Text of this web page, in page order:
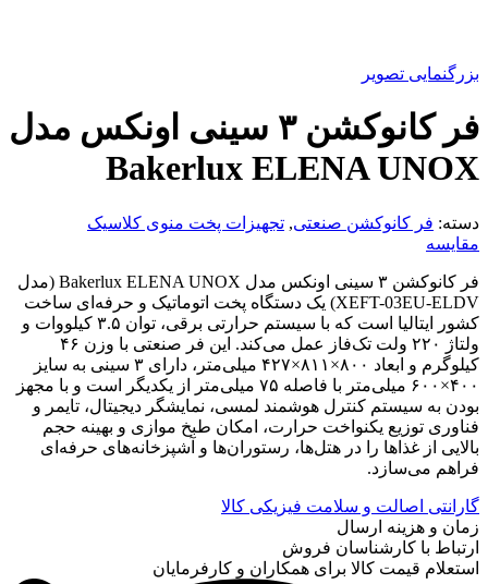
بزرگنمایی تصویر
فر کانوکشن ۳ سینی اونکس مدل
Bakerlux ELENA UNOX
دسته: فر کانوکشن صنعتی, تجهیزات پخت منوی کلاسیک
مقایسه
فر کانوکشن ۳ سینی اونکس مدل Bakerlux ELENA UNOX (مدل
XEFT-03EU-ELDV) یک دستگاه پخت اتوماتیک و حرفه‌ای ساخت
کشور ایتالیا است که با سیستم حرارتی برقی، توان ۳.۵ کیلووات و
ولتاژ ۲۲۰ ولت تک‌فاز عمل می‌کند. این فر صنعتی با وزن ۴۶
کیلوگرم و ابعاد ۸۰۰×۸۱۱×۴۲۷ میلی‌متر، دارای ۳ سینی به سایز
۴۰۰×۶۰۰ میلی‌متر با فاصله ۷۵ میلی‌متر از یکدیگر است و با مجهز
بودن به سیستم کنترل هوشمند لمسی، نمایشگر دیجیتال، تایمر و
فناوری توزیع یکنواخت حرارت، امکان طبخ موازی و بهینه حجم
بالایی از غذاها را در هتل‌ها، رستوران‌ها و آشپزخانه‌های حرفه‌ای
فراهم می‌سازد.
گارانتی اصالت و سلامت فیزیکی کالا
زمان و هزینه ارسال
ارتباط با کارشناسان فروش
استعلام قیمت کالا برای همکاران و کارفرمایان